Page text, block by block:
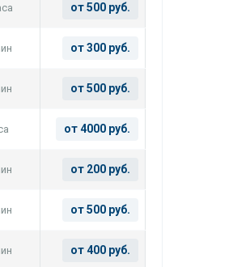
от 500 руб.
от 300 руб.
от 500 руб.
от 4000 руб.
от 200 руб.
от 500 руб.
от 400 руб.